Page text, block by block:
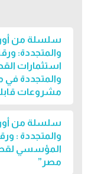
سلسلة من
استثمارات
والمتجددة في
مشروعات
سلسلة من
المؤسسي
مصر”